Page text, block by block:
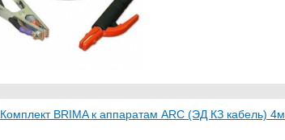
Комплект BRIMA к аппаратам ARC (ЭД КЗ кабель) 4м